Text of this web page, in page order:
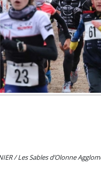
/ Les Sables d’Olonne